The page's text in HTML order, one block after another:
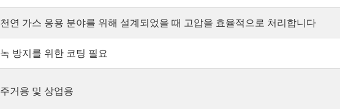
천연 가스 응용 분야를 위해 설계되었을 때 고압을 효율적으로 처리합니다
녹 방지를 위한 코팅 필요
주거용 및 상업용